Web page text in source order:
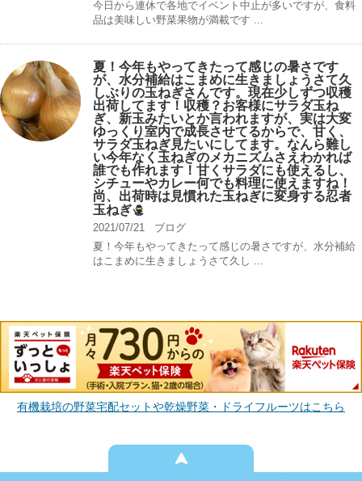
今日から連休で各地でイベント中止が多いですが、食料
品は美味しい野菜果物が満載です ...
夏！今年もやってきたって感じの暑さです
が、水分補給はこまめに生きましょうさて久
しぶりの玉ねぎさんです。現在少しずつ収穫
出荷してます！収穫？お客様にサラダ玉ね
ぎ、新玉みたいとか言われますが、実は大変
ゆっくり室内で成長させてるからで、甘く、
サラダ玉ねぎ見たいにしてます。なんら難し
い今年なく玉ねぎのメカニズムさえわかれば
誰でも作れます！甘くサラダにも使えるし、
シチューやカレー何でも料理に使えますね！
尚、出荷時は見慣れた玉ねぎに変身する忍者
玉ねぎ
2021/07/21
ブログ
夏！今年もやってきたって感じの暑さですが、水分補給
はこまめに生きましょうさて久し ...
有機栽培の野菜宅配セットや乾燥野菜・ドライフルーツはこちら